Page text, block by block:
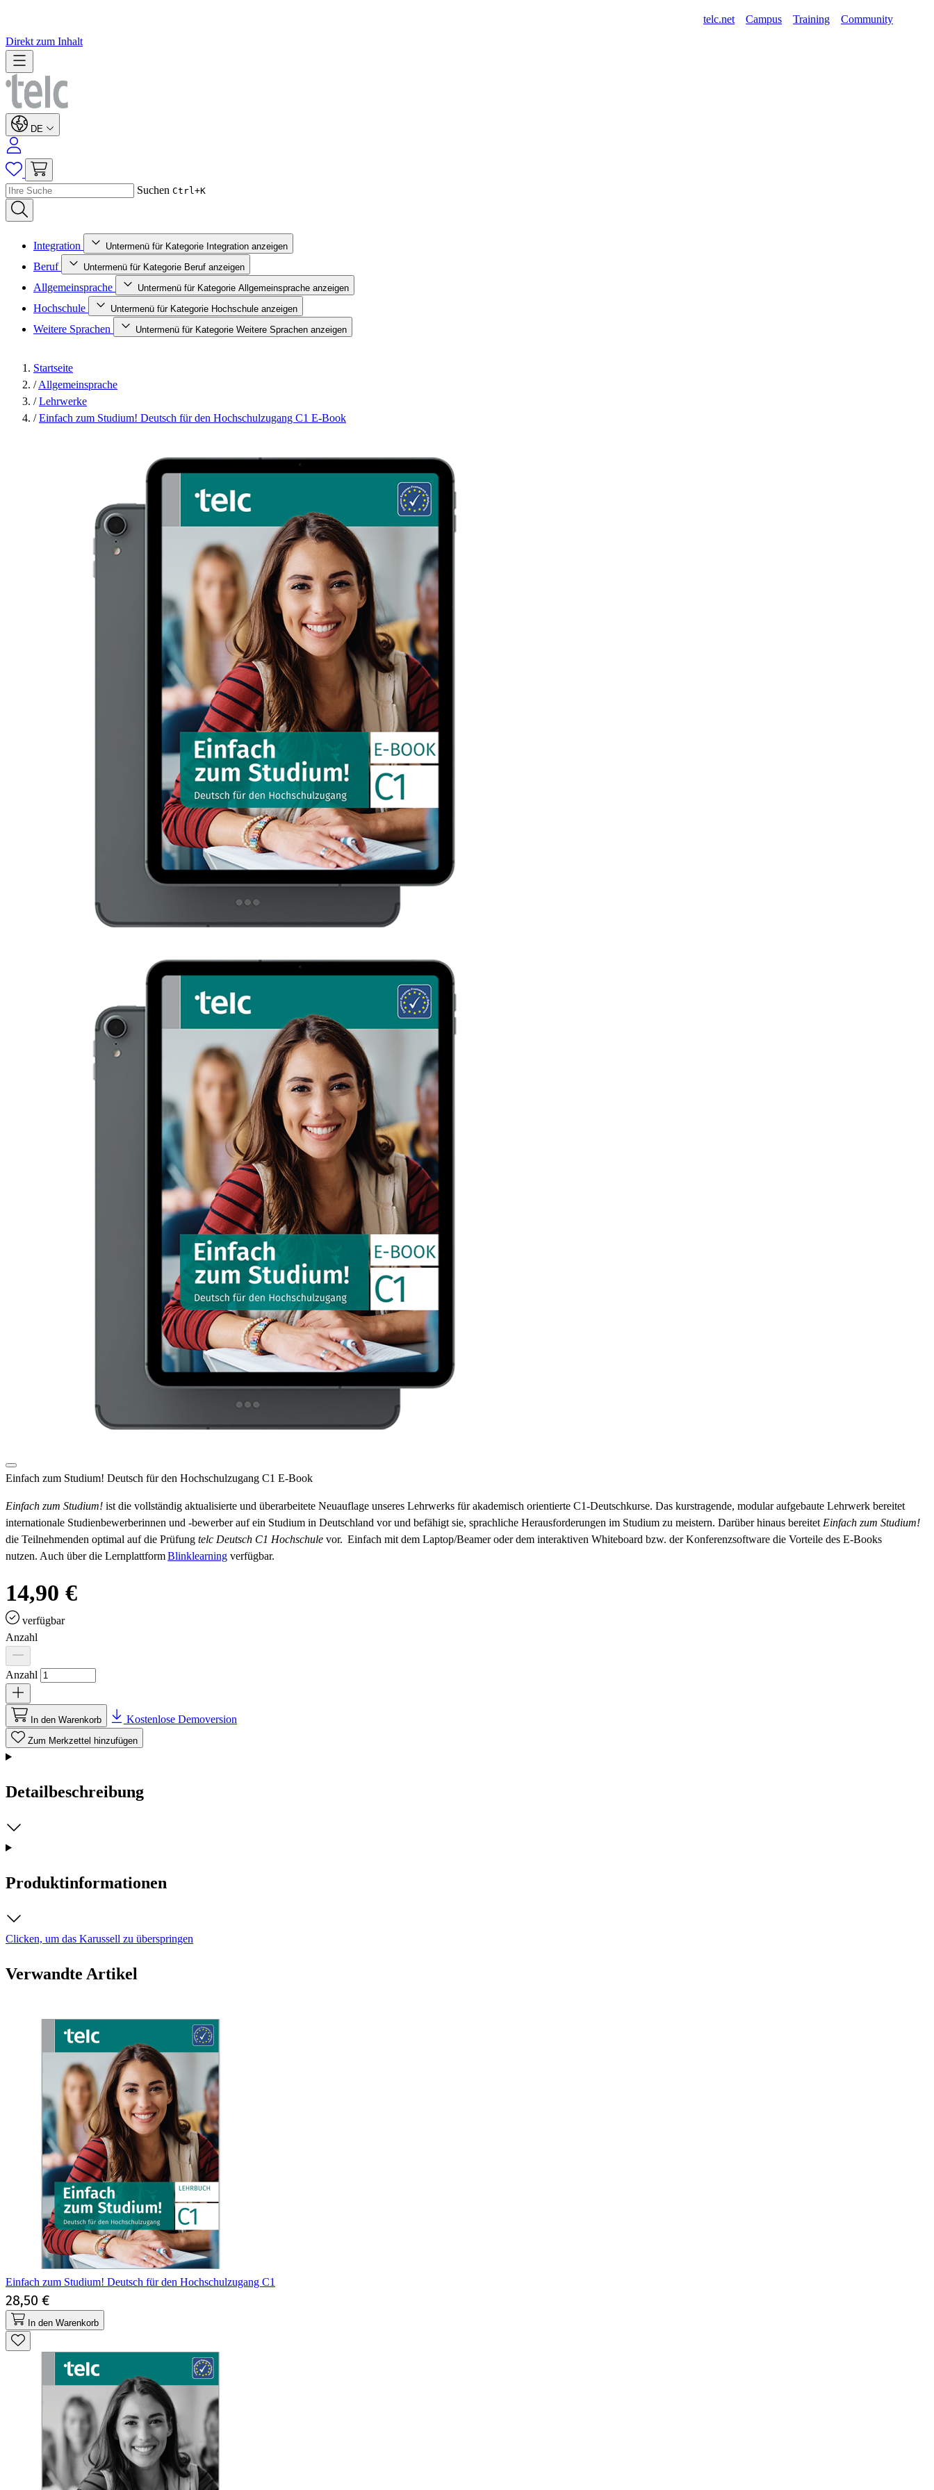
telc.net Campus Training Community
Direkt zum Inhalt
DE
Suchen Ctrl+K
Integration Untermenü für Kategorie Integration anzeigen
Beruf Untermenü für Kategorie Beruf anzeigen
Allgemeinsprache Untermenü für Kategorie Allgemeinsprache anzeigen
Hochschule Untermenü für Kategorie Hochschule anzeigen
Weitere Sprachen Untermenü für Kategorie Weitere Sprachen anzeigen
Startseite
/ Allgemeinsprache
/ Lehrwerke
/ Einfach zum Studium! Deutsch für den Hochschulzugang C1 E-Book
Einfach zum Studium! Deutsch für den Hochschulzugang C1 E-Book
Einfach zum Studium! ist die vollständig aktualisierte und überarbeitete Neuauflage unseres Lehrwerks für akademisch orientierte C1-Deutschkurse. Das kurstragende, modular aufgebaute Lehrwerk bereitet
internationale Studienbewerberinnen und -bewerber auf ein Studium in Deutschland vor und befähigt sie, sprachliche Herausforderungen im Studium zu meistern. Darüber hinaus bereitet Einfach zum Studium!
die Teilnehmenden optimal auf die Prüfung telc Deutsch C1 Hochschule vor. Einfach mit dem Laptop/Beameroder dem interaktiven Whiteboard bzw. der Konferenzsoftware die Vorteile des E-Books
nutzen. Auch über die LernplattformBlinklearning verfügbar.
14,90 €
verfügbar
Anzahl
Anzahl
In den Warenkorb Kostenlose Demoversion
Zum Merkzettel hinzufügen
Detailbeschreibung
Produktinformationen
Clicken, um das Karussell zu überspringen
Verwandte Artikel
Einfach zum Studium! Deutsch für den Hochschulzugang C1
28,50 €
In den Warenkorb